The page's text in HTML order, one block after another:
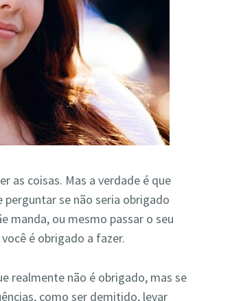
as coisas. Mas a verdade é que
perguntar se não seria obrigado
manda, ou mesmo passar o seu
é obrigado a fazer.
realmente não é obrigado, mas se
como ser demitido, levar